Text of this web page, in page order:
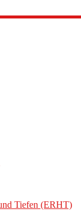
Tiefen (ERHT)